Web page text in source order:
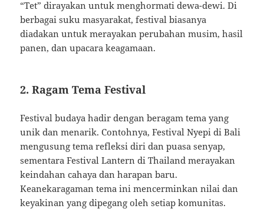
“Tet” dirayakan untuk menghormati dewa-dewi. Di
berbagai suku masyarakat, festival biasanya
diadakan untuk merayakan perubahan musim, hasil
panen, dan upacara keagamaan.
2. Ragam Tema Festival
Festival budaya hadir dengan beragam tema yang
unik dan menarik. Contohnya, Festival Nyepi di Bali
mengusung tema refleksi diri dan puasa senyap,
sementara Festival Lantern di Thailand merayakan
keindahan cahaya dan harapan baru.
Keanekaragaman tema ini mencerminkan nilai dan
keyakinan yang dipegang oleh setiap komunitas.